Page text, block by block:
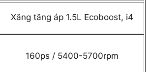
Xăng tăng áp 1.5L Ecoboost, i4
160ps / 5400-5700rpm